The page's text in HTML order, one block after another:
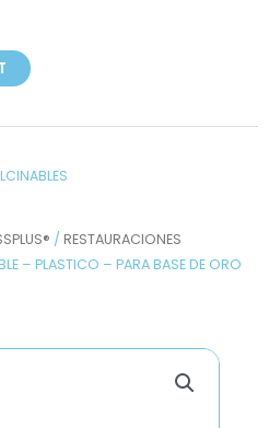
/ RESTAURACIONES
– PLASTICO – PARA BASE DE ORO